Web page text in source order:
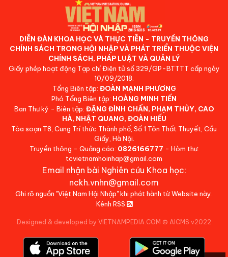
DIỄN ĐÀN KHOA HỌC VÀ THỰC TIỄN - TRUYỀN THÔNG
CHÍNH SÁCH TRONG HỘI NHẬP VÀ PHÁT TRIỂN THUỘC VIỆN
CHÍNH SÁCH, PHÁP LUẬT VÀ QUẢN LÝ
Giấy phép hoạt động Tạp chí Điện tử số 329/GP-BTTTT cấp ngày
10/09/2018.
Tổng Biên tập: ĐOÀN MẠNH PHƯƠNG
Phó Tổng Biên tập: HOÀNG MINH TIẾN
Ban Thư ký - Biên tập: ĐẶNG ĐÌNH CHẤN, PHẠM THỦY, CAO
HÀ, NHẬT QUANG, ĐOÀN HIẾU
Tòa soạn:T8, Cung Trí thức Thành phố, Số 1 Tôn Thất Thuyết, Cầu
Giấy, Hà Nội.
Truyền thông - Quảng cáo: 0826166777 - Hòm thư:
tcvietnamhoinhap@gmail.com
Email nhận bài Nghiên cứu Khoa học:
nckh.vnhn@gmail.com
Ghi rõ nguồn "Việt Nam Hội Nhập" khi phát hành từ Website này.
Kênh RSS
Designed & developed by VIETNAMPEDIA.COM © AICMS v2022